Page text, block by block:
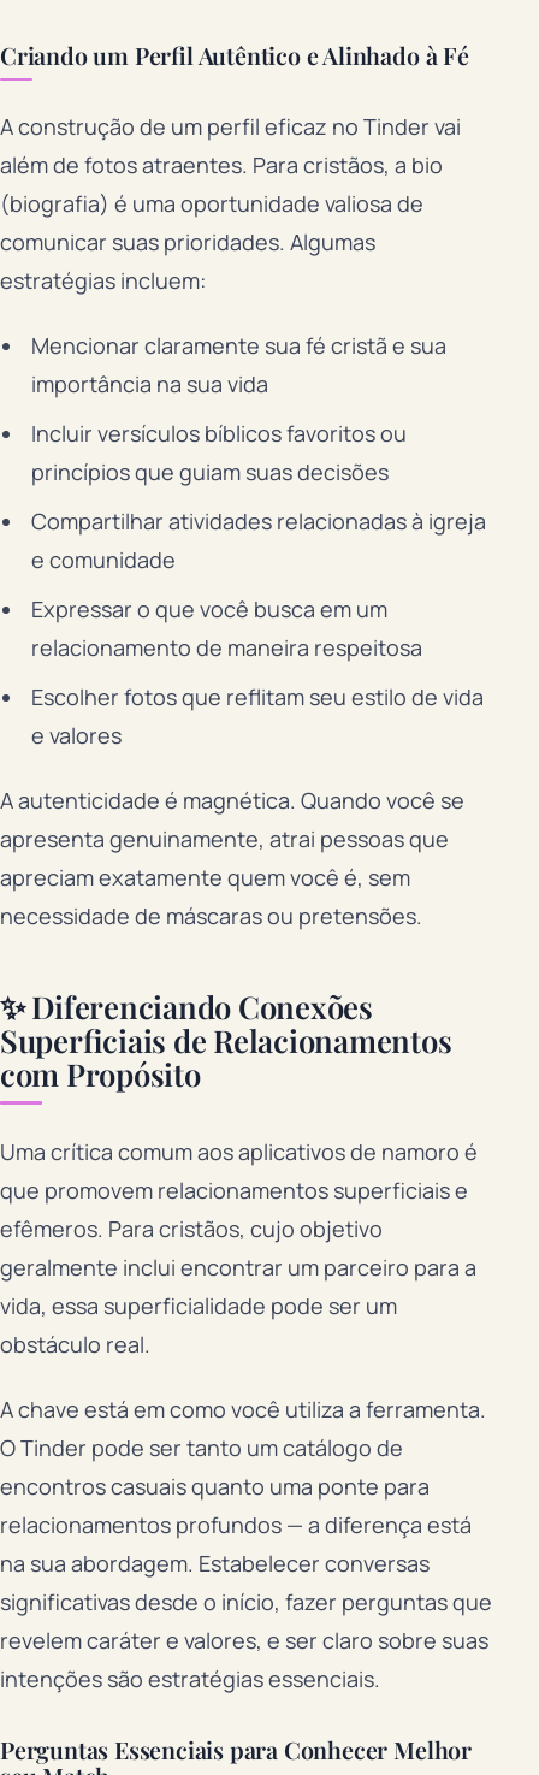
Criando um Perfil Autêntico e Alinhado à Fé
A construção de um perfil eficaz no Tinder vai
além de fotos atraentes. Para cristãos, a bio
(biografia) é uma oportunidade valiosa de
comunicar suas prioridades. Algumas
estratégias incluem:
Mencionar claramente sua fé cristã e sua
importância na sua vida
Incluir versículos bíblicos favoritos ou
princípios que guiam suas decisões
Compartilhar atividades relacionadas à igreja
e comunidade
Expressar o que você busca em um
relacionamento de maneira respeitosa
Escolher fotos que reflitam seu estilo de vida
e valores
A autenticidade é magnética. Quando você se
apresenta genuinamente, atrai pessoas que
apreciam exatamente quem você é, sem
necessidade de máscaras ou pretensões.
✨ Diferenciando Conexões
Superficiais de Relacionamentos
com Propósito
Uma crítica comum aos aplicativos de namoro é
que promovem relacionamentos superficiais e
efêmeros. Para cristãos, cujo objetivo
geralmente inclui encontrar um parceiro para a
vida, essa superficialidade pode ser um
obstáculo real.
A chave está em como você utiliza a ferramenta.
O Tinder pode ser tanto um catálogo de
encontros casuais quanto uma ponte para
relacionamentos profundos — a diferença está
na sua abordagem. Estabelecer conversas
significativas desde o início, fazer perguntas que
revelem caráter e valores, e ser claro sobre suas
intenções são estratégias essenciais.
Perguntas Essenciais para Conhecer Melhor